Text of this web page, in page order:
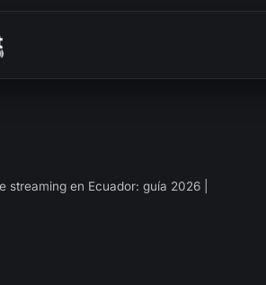
streaming en Ecuador: guía 2026 |